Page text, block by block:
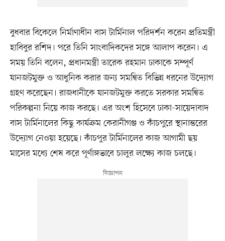
বুধবার বিকেলে নির্মাণাধীন বাস টার্মিনাল পরিদর্শন করেন প্রতিমন্ত্রী
হাবিবুর রশিদ। পরে তিনি সাংবাদিকদের সঙ্গে আলাপ করেন। এ
সময় তিনি বলেন, প্রধানমন্ত্রী তারেক রহমান ঢাকাকে সম্পূর্ণ
যানজটমুক্ত ও আধুনিক করার জন্য সমন্বিত বিভিন্ন ধরনের উদ্যোগ
গ্রহণ করেছেন। রাজধানীকে যানজটমুক্ত করতে সরকার সমন্বিত
পরিকল্পনা নিয়ে কাজ করছে। এর অংশ হিসেবে ঢাকা-সায়েদাবাদ
বাস টার্মিনালের কিছু কার্যক্রম কেরানীগঞ্জ ও কাঁচপুরে স্থানান্তরের
উদ্যোগ নেওয়া হয়েছে। কাঁচপুর টার্মিনালের কাজ আগামী ছয়
মাসের মধ্যে শেষ করে পূর্ণাঙ্গভাবে চালুর লক্ষ্যে কাজ চলছে।